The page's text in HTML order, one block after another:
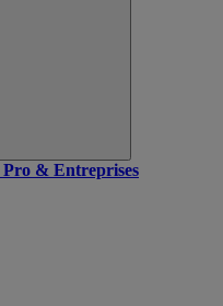
Pro & Entreprises